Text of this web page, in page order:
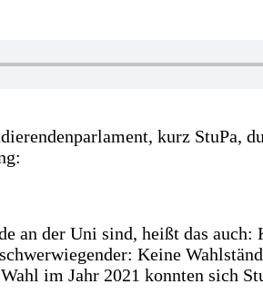
kurz StuPa,
an der Uni sind, heißt das
Keine
im Jahr 2021 konnten sich